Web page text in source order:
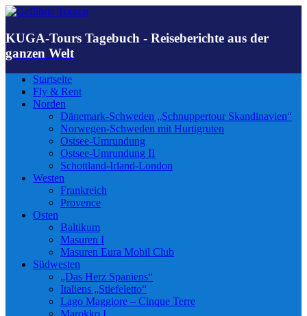
KUGA-Tours Tagebuch - Reiseberichte aus der
ganzen Welt
Startseite
Fly & Rent
Norden
Dänemark-Schweden „Schnuppertour Skandinavien“
Norwegen-Schweden mit Hurtigruten
Ostsee-Umrundung
Ostsee-Umrundung II
Schottland-Irland-London
Westen
Frankreich
Provence
Osten
Baltikum
Masuren I
Masuren Eura Mobil Club
Südwesten
„Das Herz Spaniens“
Italiens „Stiefeletto“
Lago Maggiore – Cinque Terre